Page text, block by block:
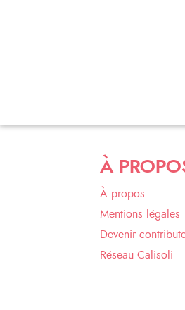
À
À propos
Mentions légales
Devenir
Réseau Calisoli